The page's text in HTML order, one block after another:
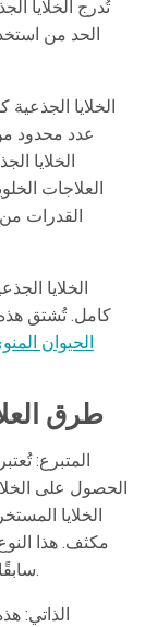
تُدرج الخلايا
الحد من
الخلايا
عدد محدود
الخلايا
العلاجات
القدرات
الخلايا
كامل. تُشتق هذه
الحيوان
طرق
المتبرع:
الحصول على
الخلايا
مكثف. هذا
سابقًا للعلاج أو يمتلكون نسب عالية من الانتكاس.
الذاتي: